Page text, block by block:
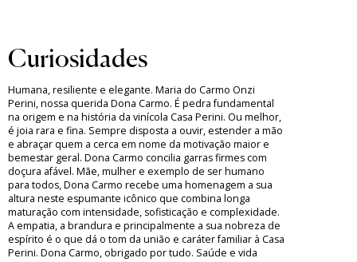
Curiosidades
Humana, resiliente e elegante. Maria do Carmo Onzi
Perini, nossa querida Dona Carmo. É pedra fundamental
na origem e na história da vinícola Casa Perini. Ou melhor,
é joia rara e fina. Sempre disposta a ouvir, estender a mão
e abraçar quem a cerca em nome da motivação maior e
bemestar geral. Dona Carmo concilia garras firmes com
doçura afável. Mãe, mulher e exemplo de ser humano
para todos, Dona Carmo recebe uma homenagem a sua
altura neste espumante icônico que combina longa
maturação com intensidade, sofisticação e complexidade.
A empatia, a brandura e principalmente a sua nobreza de
espírito é o que dá o tom da união e caráter familiar à Casa
Perini. Dona Carmo, obrigado por tudo. Saúde e vida